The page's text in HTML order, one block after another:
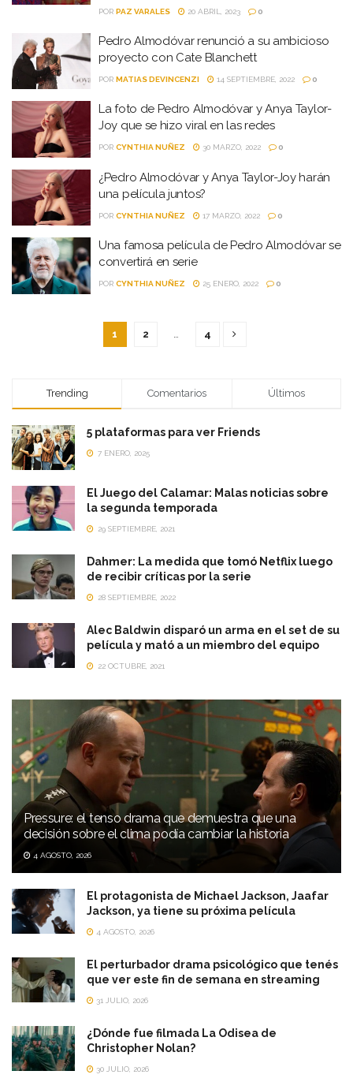
POR PAZ VARALES 20 ABRIL, 2023 0
Pedro Almodóvar renunció a su ambicioso
proyecto con Cate Blanchett
POR MATIAS DEVINCENZI 14 SEPTIEMBRE, 2022 0
La foto de Pedro Almodóvar y Anya Taylor-
Joy que se hizo viral en las redes
POR CYNTHIA NUÑEZ 30 MARZO, 2022 0
¿Pedro Almodóvar y Anya Taylor-Joy harán
una película juntos?
POR CYNTHIA NUÑEZ 17 MARZO, 2022 0
Una famosa película de Pedro Almodóvar se
convertirá en serie
POR CYNTHIA NUÑEZ 25 ENERO, 2022 0
1 2 4
Trending Comentarios Últimos
5 plataformas para ver Friends
7 ENERO, 2025
El Juego del Calamar: Malas noticias sobre
la segunda temporada
29 SEPTIEMBRE, 2021
Dahmer: La medida que tomó Netflix luego
de recibir críticas por la serie
28 SEPTIEMBRE, 2022
Alec Baldwin disparó un arma en el set de su
película y mató a un miembro del equipo
22 OCTUBRE, 2021
Pressure: el tenso drama que demuestra que una
decisión sobre el clima podía cambiar la historia
4 AGOSTO, 2026
El protagonista de Michael Jackson, Jaafar
Jackson, ya tiene su próxima película
4 AGOSTO, 2026
El perturbador drama psicológico que tenés
que ver este fin de semana en streaming
31 JULIO, 2026
¿Dónde fue filmada La Odisea de
Christopher Nolan?
30 JULIO, 2026